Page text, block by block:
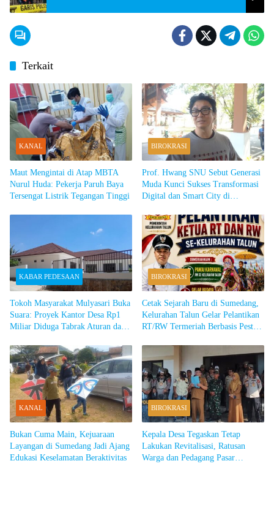
Terkait
KANAL
Maut Mengintai di Atap MBTA
Nurul Huda: Pekerja Paruh Baya
Tersengat Listrik Tegangan Tinggi
BIROKRASI
Prof. Hwang SNU Sebut Generasi
Muda Kunci Sukses Transformasi
Digital dan Smart City di
KABAR PEDESAAN
Tokoh Masyarakat Mulyasari Buka
Suara: Proyek Kantor Desa Rp1
Miliar Diduga Tabrak Aturan dan
BIROKRASI
Cetak Sejarah Baru di Sumedang,
Kelurahan Talun Gelar Pelantikan
RT/RW Termeriah Berbasis Pesta
KANAL
Bukan Cuma Main, Kejuaraan
Layangan di Sumedang Jadi Ajang
Edukasi Keselamatan Beraktivitas
BIROKRASI
Kepala Desa Tegaskan Tetap
Lakukan Revitalisasi, Ratusan
Warga dan Pedagang Pasar